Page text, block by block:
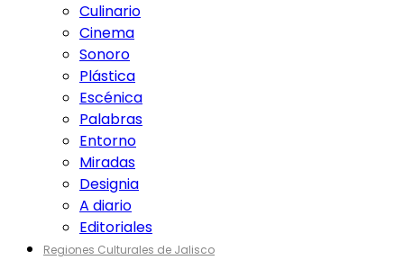
Culinario
Cinema
Sonoro
Plástica
Escénica
Palabras
Entorno
Miradas
Designia
A diario
Editoriales
Regiones Culturales de Jalisco